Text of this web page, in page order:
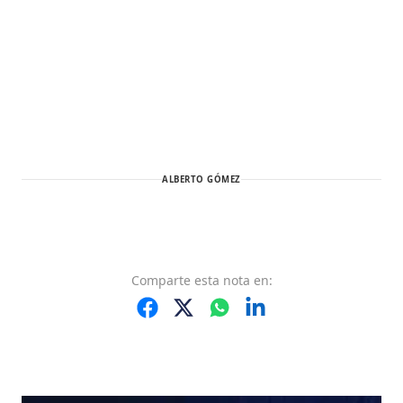
ALBERTO GÓMEZ
Comparte esta nota en: